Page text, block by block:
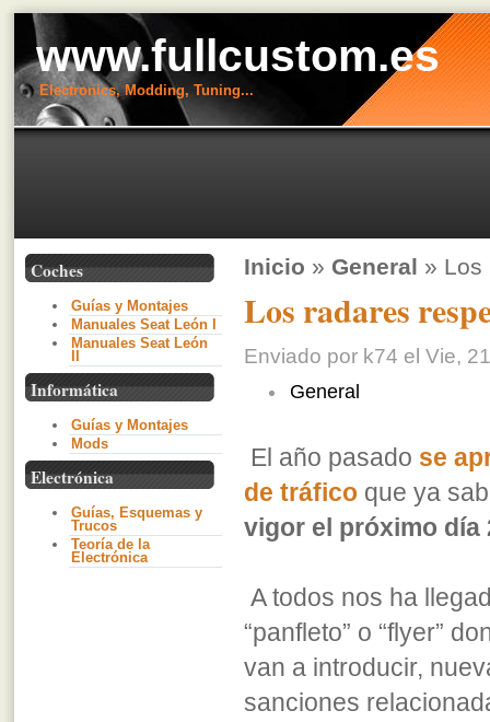
www.fullcustom.es
Electronics, Modding, Tuning...
Coches
Guías y Montajes
Manuales Seat León I
Manuales Seat León
Informática
Guías y Montajes
Mods
Electrónica
Guías, Esquemas y
Trucos
Teoría de la
Electrónica
Inicio » General » Los
Los radares
Enviado por k74 el Vie,
General
El año pasado se
de tráfico que ya
vigor el próximo día
A todos nos ha
“panfleto” o “flyer”
van a introducir,
sanciones